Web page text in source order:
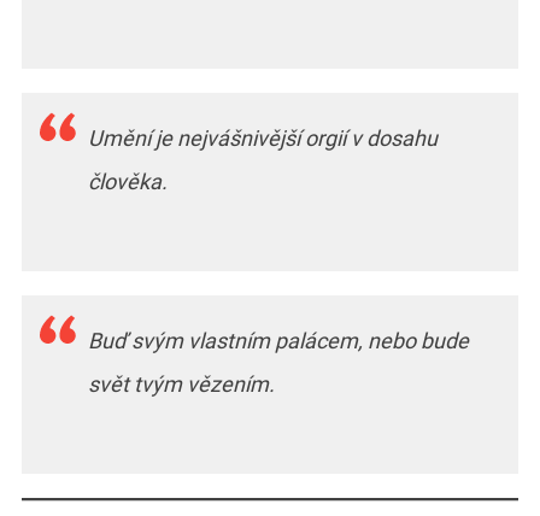
Umění je nejvášnivější orgií v dosahu
člověka.
Buď svým vlastním palácem, nebo bude
svět tvým vězením.